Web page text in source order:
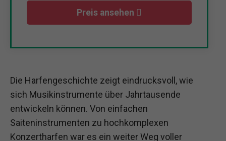
Preis ansehen
Die Harfengeschichte zeigt eindrucksvoll, wie
sich Musikinstrumente über Jahrtausende
entwickeln können. Von einfachen
Saiteninstrumenten zu hochkomplexen
Konzertharfen war es ein weiter Weg voller